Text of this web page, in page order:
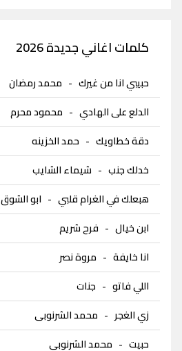
كلمات اغاني جديدة 2026
حبيبي انا من غيرك - محمد رمضان
الدلع على الهادي - محمود محرم
دقة خطاويك - حمد الخزينه
خدلك جنب - شيماء الشايب
هبعلك في الغرام قلبي - ابو الشوق
ابن خيال - فرح شريم
انا خايفة - مروة نصر
اللي فاتو - جنات
زي الغجر - محمد الشرنوبى
حبيت - محمد الشرنوبى